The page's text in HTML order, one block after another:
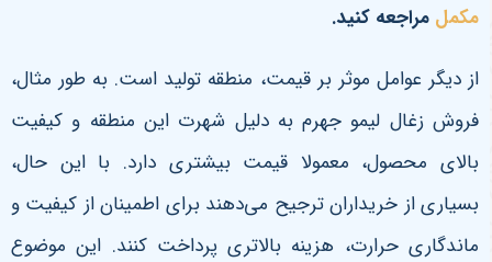
مکمل مراجعه کنید.
از دیگر عوامل موثر بر قیمت، منطقه تولید است. به طور مثال،
فروش زغال لیمو جهرم به دلیل شهرت این منطقه و کیفیت
بالای محصول، معمولا قیمت بیشتری دارد. با این حال،
بسیاری از خریداران ترجیح می‌دهند برای اطمینان از کیفیت و
ماندگاری حرارت، هزینه بالاتری پرداخت کنند. این موضوع